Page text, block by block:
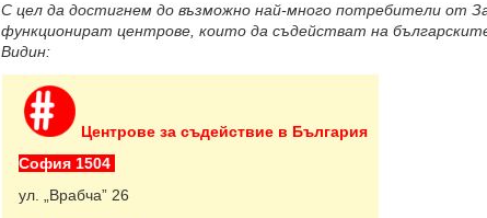
С цел да достигнем до възможно най-много потребители от
функционират центрове, които да съдействат на
Видин:
Центрове за съдействие в България
София 1504
ул. „Врабча” 26